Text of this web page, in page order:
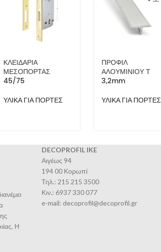
ΚΛΕΙΔΑΡΙΑ
ΜΕΣΟΠΟΡΤΑΣ
45/75
ΥΛΙΚΑ ΓΙΑ ΠΟΡΤΕΣ
ΠΡΟΦΙΛ
ΑΛΟΥΜΙΝΙΟΥ Τ
3,2mm
ΥΛΙΚΑ ΓΙΑ ΠΟΡΤΕΣ
Η
DECOPROFIL IKE
Αιγέως 94
194 00 Κορωπί
Τηλ.: 215 215 3500
Κιν.: 6937 330 077
e-mail: decoprofil@decoprofil.gr